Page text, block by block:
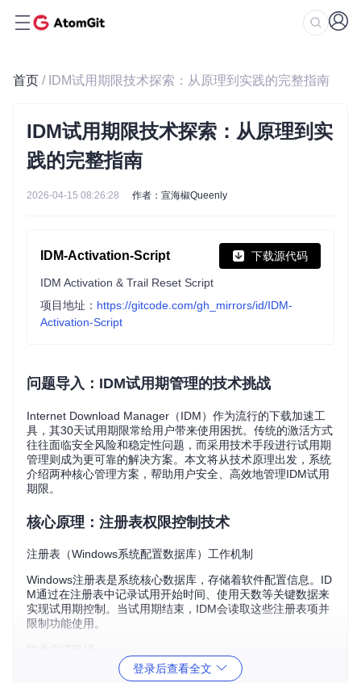
首页 / IDM试用期限技术探索：从原理到实践的完整指南
IDM试用期限技术探索：从原理到实
践的完整指南
2026-04-15 08:26:28 作者：宣海椒Queenly
IDM-Activation-Script 下载源代码
IDM Activation & Trail Reset Script
项目地址： https://gitcode.com/gh_mirrors/id/IDM-
Activation-Script
问题导入：IDM试用期管理的技术挑战
Internet Download Manager（IDM）作为流行的下载加速工
具，其30天试用期限常给用户带来使用困扰。传统的激活方式
往往面临安全风险和稳定性问题，而采用技术手段进行试用期
管理则成为更可靠的解决方案。本文将从技术原理出发，系统
介绍两种核心管理方案，帮助用户安全、高效地管理IDM试用
期限。
核心原理：注册表权限控制技术
注册表（Windows系统配置数据库）工作机制
Windows注册表是系统核心数据库，存储着软件配置信息。ID
M通过在注册表中记录试用开始时间、使用天数等关键数据来
实现试用期控制。当试用期结束，IDM会读取这些注册表项并
限制功能使用。
本方案采用注册表权限控制技术，通过以下步骤实现试用期管
登录后查看全文